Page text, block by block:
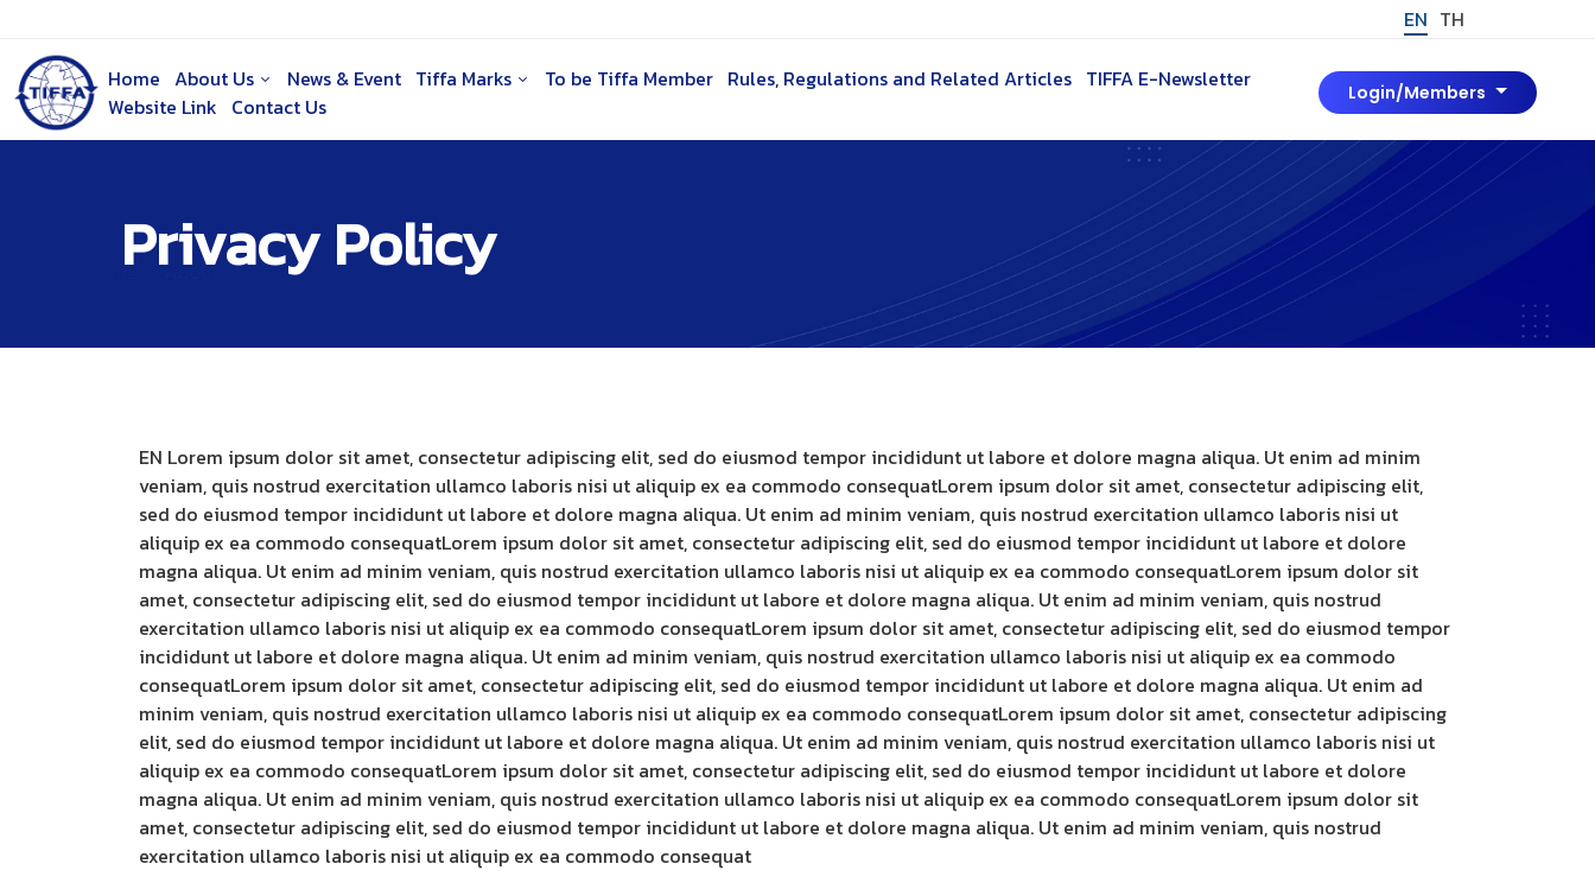
EN TH
Home About Us News & Event Tiffa Marks To be Tiffa Member Rules, Regulations and Related Articles TIFFA E-Newsletter
Website Link Contact Us Login/Members
Privacy Policy
EN Lorem ipsum dolor sit amet, consectetur adipiscing elit, sed do eiusmod tempor incididunt ut labore et dolore magna aliqua. Ut enim ad minim
veniam, quis nostrud exercitation ullamco laboris nisi ut aliquip ex ea commodo consequatLorem ipsum dolor sit amet, consectetur adipiscing elit,
sed do eiusmod tempor incididunt ut labore et dolore magna aliqua. Ut enim ad minim veniam, quis nostrud exercitation ullamco laboris nisi ut
aliquip ex ea commodo consequatLorem ipsum dolor sit amet, consectetur adipiscing elit, sed do eiusmod tempor incididunt ut labore et dolore
magna aliqua. Ut enim ad minim veniam, quis nostrud exercitation ullamco laboris nisi ut aliquip ex ea commodo consequatLorem ipsum dolor sit
amet, consectetur adipiscing elit, sed do eiusmod tempor incididunt ut labore et dolore magna aliqua. Ut enim ad minim veniam, quis nostrud
exercitation ullamco laboris nisi ut aliquip ex ea commodo consequatLorem ipsum dolor sit amet, consectetur adipiscing elit, sed do eiusmod tempor
incididunt ut labore et dolore magna aliqua. Ut enim ad minim veniam, quis nostrud exercitation ullamco laboris nisi ut aliquip ex ea commodo
consequatLorem ipsum dolor sit amet, consectetur adipiscing elit, sed do eiusmod tempor incididunt ut labore et dolore magna aliqua. Ut enim ad
minim veniam, quis nostrud exercitation ullamco laboris nisi ut aliquip ex ea commodo consequatLorem ipsum dolor sit amet, consectetur adipiscing
elit, sed do eiusmod tempor incididunt ut labore et dolore magna aliqua. Ut enim ad minim veniam, quis nostrud exercitation ullamco laboris nisi ut
aliquip ex ea commodo consequatLorem ipsum dolor sit amet, consectetur adipiscing elit, sed do eiusmod tempor incididunt ut labore et dolore
magna aliqua. Ut enim ad minim veniam, quis nostrud exercitation ullamco laboris nisi ut aliquip ex ea commodo consequatLorem ipsum dolor sit
amet, consectetur adipiscing elit, sed do eiusmod tempor incididunt ut labore et dolore magna aliqua. Ut enim ad minim veniam, quis nostrud
exercitation ullamco laboris nisi ut aliquip ex ea commodo consequat